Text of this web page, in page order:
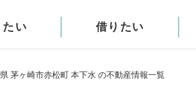
い 借りたい
茅ヶ崎市赤松町 本下水 の不動産情報一覧